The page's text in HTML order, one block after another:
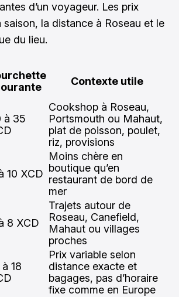
d’un voyageur. Les prix
saison, la distance à Roseau et le
du lieu.
Contexte utile
à 35
Cookshop à Roseau,
Portsmouth ou Mahaut,
plat de poisson, poulet,
riz, provisions
10 XCD
Moins chère en
boutique qu’en
restaurant de bord de
mer
8 XCD
Trajets autour de
Roseau, Canefield,
Mahaut ou villages
proches
à 18
Prix variable selon
distance exacte et
bagages, pas d’horaire
fixe comme en Europe